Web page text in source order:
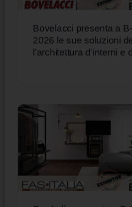
Bovelacci presenta a
2026 le sue soluzioni
l’architettura d’interni e